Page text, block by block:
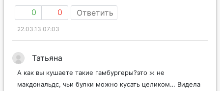
0 0 Ответить
22.03.13 07:03
Татьяна
А как вы кушаете такие гамбургеры?это ж не
макдональдс, чьи булки можно кусать целиком… Видела